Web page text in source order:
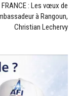
FRANCE : Les vœux de
à Rangoun,
Christian Lechervy